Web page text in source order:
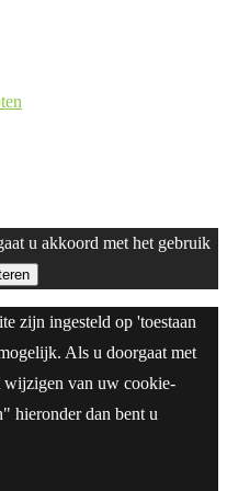
u akkoord met het gebruik
zijn ingesteld op 'toestaan
Als u doorgaat met
wijzigen van uw cookie-
hieronder dan bent u